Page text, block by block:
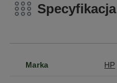
Specyfikacja
Marka HP